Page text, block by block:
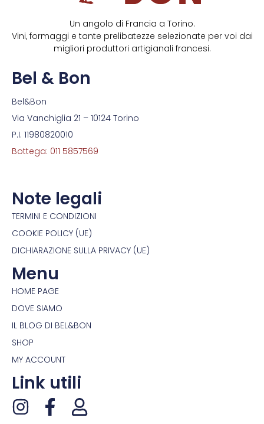
Un angolo di Francia a Torino.
Vini, formaggi e tante prelibatezze selezionate per voi dai
migliori produttori artigianali francesi.
Bel & Bon
Bel&Bon
Via Vanchiglia 21 – 10124 Torino
P.I. 11980820010
Bottega: 011 5857569
Note legali
TERMINI E CONDIZIONI
COOKIE POLICY (UE)
DICHIARAZIONE SULLA PRIVACY (UE)
Menu
HOME PAGE
DOVE SIAMO
IL BLOG DI BEL&BON
SHOP
MY ACCOUNT
Link utili